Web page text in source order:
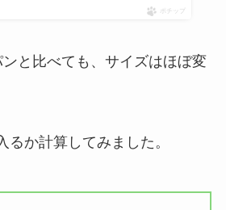
ポチップ
と比べても、サイズはほぼ変
るか計算してみました。